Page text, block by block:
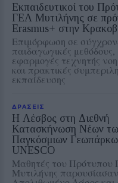
Εκπαιδευτικοί του
ΓΕΛ Μυτιλήνης σε
Erasmus+ στην
Επιμόρφωση σε
παιδαγωγικές μεθόδους,
εφαρμογές τεχνητής
και πρακτικές
εκπαίδευσης
ΔΡΑΣΕΙΣ
Η Λέσβος στη Διεθνή
Κατασκήνωση Νέων
Παγκόσμιων
UNESCO
Μαθητές του Πρότυπου
Μυτιλήνης